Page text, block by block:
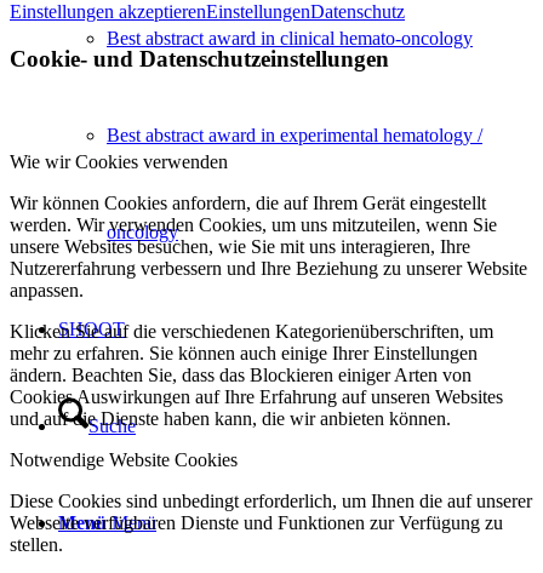
Best abstract award in clinical hemato-oncology
Best abstract award in experimental hematology /
oncology
SHOOT
Suche
Menü Menü
Einstellungen akzeptierenEinstellungenDatenschutz
Cookie- und Datenschutzeinstellungen
Wie wir Cookies verwenden
Wir können Cookies anfordern, die auf Ihrem Gerät eingestellt
werden. Wir verwenden Cookies, um uns mitzuteilen, wenn Sie
unsere Websites besuchen, wie Sie mit uns interagieren, Ihre
Nutzererfahrung verbessern und Ihre Beziehung zu unserer Website
anpassen.
Klicken Sie auf die verschiedenen Kategorienüberschriften, um
mehr zu erfahren. Sie können auch einige Ihrer Einstellungen
ändern. Beachten Sie, dass das Blockieren einiger Arten von
Cookies Auswirkungen auf Ihre Erfahrung auf unseren Websites
und auf die Dienste haben kann, die wir anbieten können.
Notwendige Website Cookies
Diese Cookies sind unbedingt erforderlich, um Ihnen die auf unserer
Webseite verfügbaren Dienste und Funktionen zur Verfügung zu
stellen.